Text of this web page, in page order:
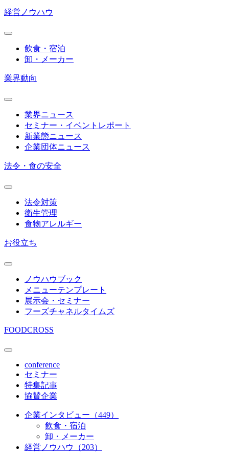
経営ノウハウ
飲食・宿泊
卸・メーカー
業界動向
業界ニュース
セミナー・イベントレポート
新業態ニュース
企業団体ニュース
法令・食の安全
法令対策
衛生管理
食物アレルギー
お役立ち
ノウハウブック
メニューテンプレート
展示会・セミナー
フーズチャネルタイムズ
FOODCROSS
conference
セミナー
特集記事
協賛企業
企業インタビュー（449）
飲食・宿泊
卸・メーカー
経営ノウハウ（203）